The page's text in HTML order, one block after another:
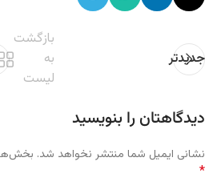
جدیدتر
بازگشت
به
لیست
دیدگاهتان را بنویسید
نشانی ایمیل شما منتشر نخواهد شد.
*